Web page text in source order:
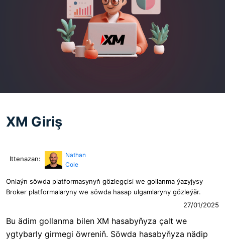
XM Giriş
Ittenazan:
Nathan
Cole
Onlaýn söwda platformasynyň gözlegçisi we gollanma ýazyjysy
Broker platformalaryny we söwda hasap ulgamlaryny gözleýär.
27/01/2025
Bu ädim gollanma bilen XM hasabyňyza çalt we
ygtybarly girmegi öwreniň. Söwda hasabyňyza nädip